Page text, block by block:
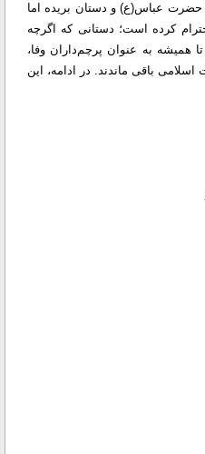
حضرت عباس(ع) و دستان بریده اما
کرده است؛ دستانی که اگرچه
همیشه به عنوان پرچم‌داران وفا،
باقی ماندند. در ادامه، این